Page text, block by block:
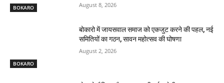
BOKARO August 8, 2026
BOKARO
बोकारो में जायसवाल समाज को एकजुट करने की पहल, नई
समितियों का गठन, सावन महोत्सव की घोषणा
August 2, 2026